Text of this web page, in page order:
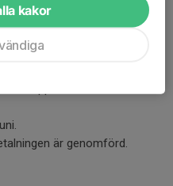
platser till middagen är
till och med den 5
är genomförd.
kakor